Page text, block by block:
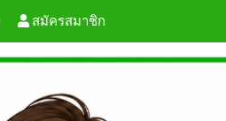
สมัครสมาชิก